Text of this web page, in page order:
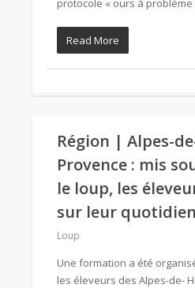
protocole « ours à problème
Read More
Région | Alpes-
Provence : mis
le loup, les
sur leur
Loup
Une formation a été
les éleveurs des Alpes-de-